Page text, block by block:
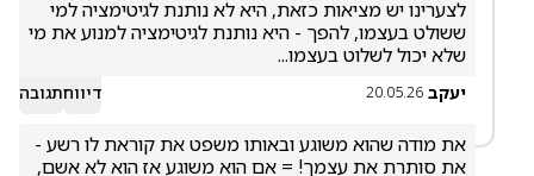
שלא יכול לשלוט בעצמו...
יעקב 20.05.26 דיווחתגובה